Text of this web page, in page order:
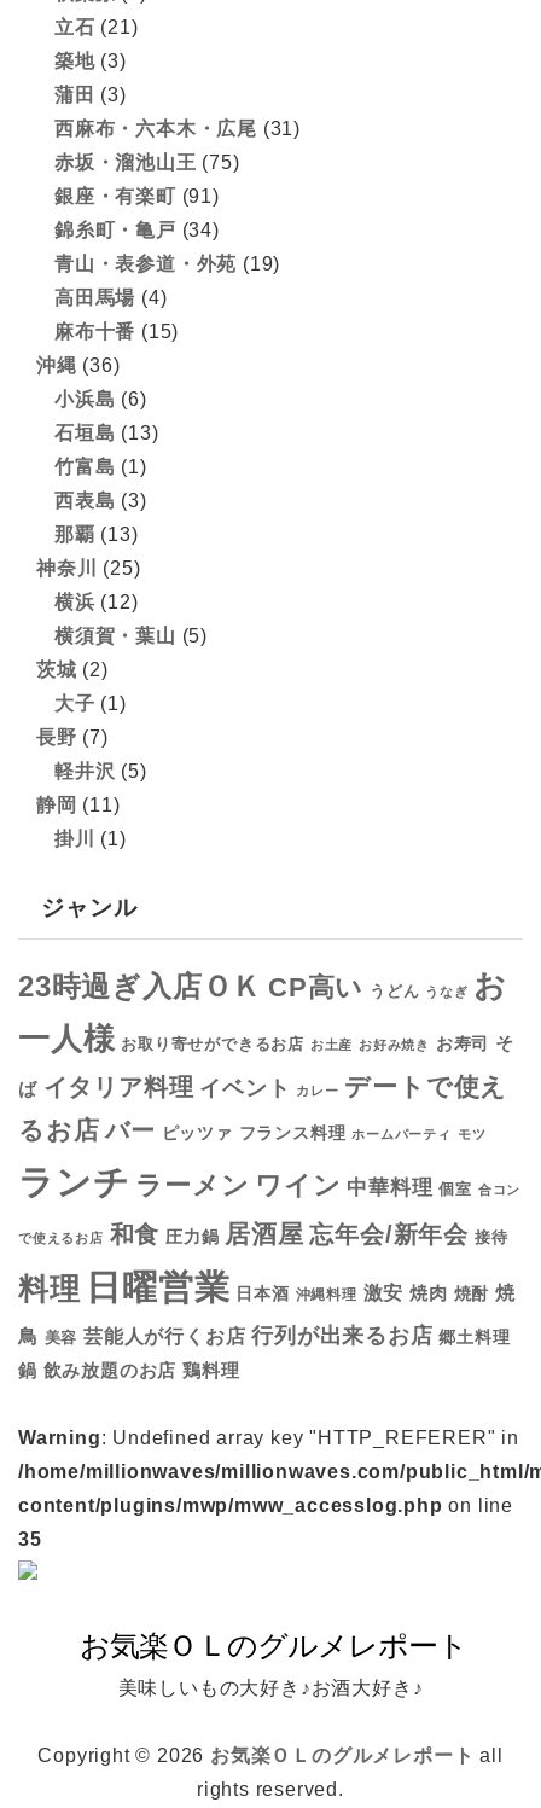
立石 (21)
築地(3)
蒲田 (3)
西麻布・六本木・広尾 (31)
赤坂・溜池山王 (75)
銀座・有楽町 (91)
錦糸町・亀戸 (34)
青山・表参道・外苑 (19)
高田馬場 (4)
麻布十番 (15)
沖縄 (36)
小浜島 (6)
石垣島 (13)
竹富島 (1)
西表島 (3)
那覇 (13)
神奈川
(25)
横浜 (12)
横須賀・葉山 (5)
茨城 (2)
大子 (1)
長野 (7)
軽井沢 (5)
静岡 (11)
掛川
(1)
ジャンル
23時過ぎ入店ＯＫ CP高い うどん うなぎ お
一人様 お取り寄せができるお店 お土産 お好み焼き お寿司 そ
ば イタリア料理 イベント カレー デートで使え
るお店 バー ピッツァ フランス料理 ホームパーティ モツ
ランチ ラーメン ワイン 中華料理 個室 合コン
で使えるお店 和食 圧力鍋 居酒屋 忘年会/新年会 接待
料理 日曜営業 日本酒 沖縄料理 激安 焼肉 焼酎 焼
鳥 美容 芸能人が行くお店 行列が出来るお店 郷土料理
鍋 飲み放題のお店 鶏料理
Warning: Undefined array key "HTTP_REFERER" in
/home/millionwaves/millionwaves.com/public_html/
content/plugins/mwp/mww_accesslog.php on line
35
美味しいもの大好き♪お酒大好き♪
Copyright © 2026 お気楽ＯＬのグルメレポート all
rights reserved.